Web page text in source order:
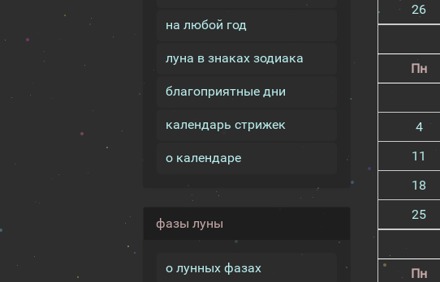
на любой год
луна в знаках зодиака
благоприятные дни
календарь стрижек
о календаре
фазы луны
о лунных фазах
26
Пн
4
11
18
25
Пн